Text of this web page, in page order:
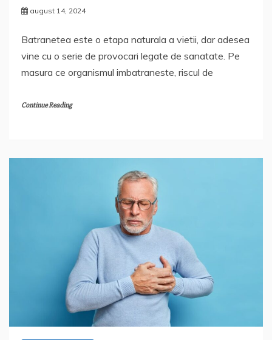
august 14, 2024
Batranetea este o etapa naturala a vietii, dar adesea
vine cu o serie de provocari legate de sanatate. Pe
masura ce organismul imbatraneste, riscul de
Continue Reading